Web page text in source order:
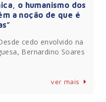
o humanismo dos
a noção de que é
cedo envolvido na
Bernardino Soares
ver mais